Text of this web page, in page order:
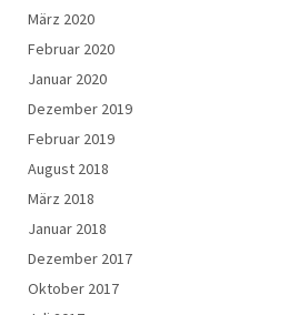
März 2020
Februar 2020
Januar 2020
Dezember 2019
Februar 2019
August 2018
März 2018
Januar 2018
Dezember 2017
Oktober 2017